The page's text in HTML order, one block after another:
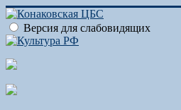
Версия для слабовидящих